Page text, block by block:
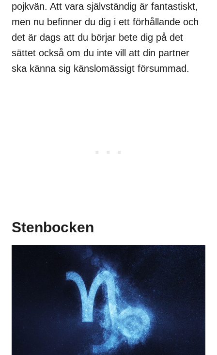
pojkvän. Att vara självständig är fantastiskt,
men nu befinner du dig i ett förhållande och
det är dags att du börjar bete dig på det
sättet också om du inte vill att din partner
ska känna sig känslomässigt försummad.
Stenbocken